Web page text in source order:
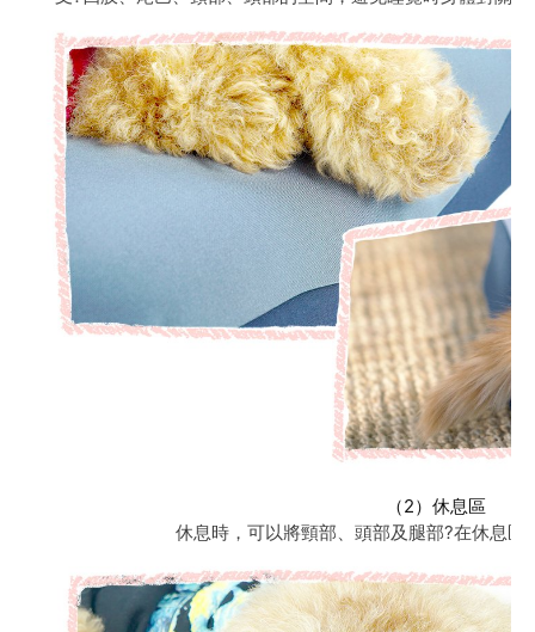
（2）休息區
休息時，可以將頸部、頭部及腿部?在休息區